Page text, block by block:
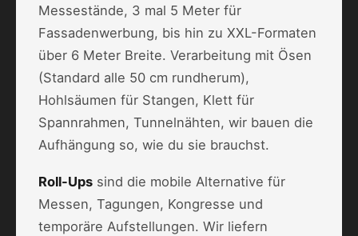
Messestände, 3 mal 5 Meter für
Fassadenwerbung, bis hin zu XXL-Formaten
über 6 Meter Breite. Verarbeitung mit Ösen
(Standard alle 50 cm rundherum),
Hohlsäumen für Stangen, Klett für
Spannrahmen, Tunnelnähten, wir bauen die
Aufhängung so, wie du sie brauchst.
Roll-Ups sind die mobile Alternative für
Messen, Tagungen, Kongresse und
temporäre Aufstellungen. Wir liefern